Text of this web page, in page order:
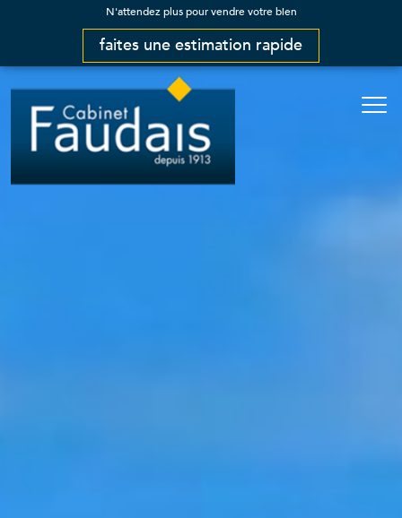
N'attendez plus pour vendre votre bien
faites une estimation rapide